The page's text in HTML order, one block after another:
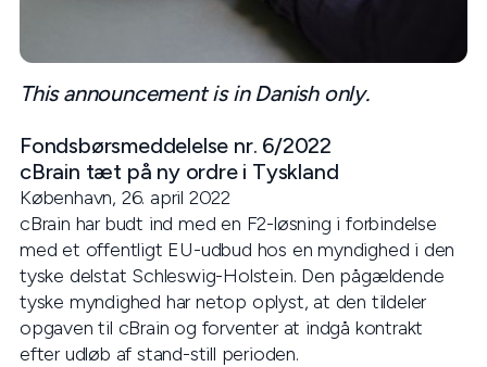
This announcement is in Danish only.
Fondsbørsmeddelelse nr. 6/2022
cBrain tæt på ny ordre i Tyskland
København, 26. april 2022
cBrain har budt ind med en F2-løsning i forbindelse
med et offentligt EU-udbud hos en myndighed i den
tyske delstat Schleswig-Holstein. Den pågældende
tyske myndighed har netop oplyst, at den tildeler
opgaven til cBrain og forventer at indgå kontrakt
efter udløb af stand-still perioden.